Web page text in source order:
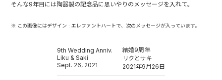
そんな9年目には陶器製の記念品に思いやりのメッセージを入れて。
※ この画像にはデザイン : エレファントハートで、次のメッセージが入っています。
9th Wedding Anniv.
Liku & Saki
Sept. 26, 2021
結婚9周年
リクとサキ
2021年9月26日